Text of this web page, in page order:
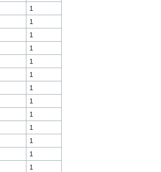
1
1
1
1
1
1
1
1
1
1
1
1
1